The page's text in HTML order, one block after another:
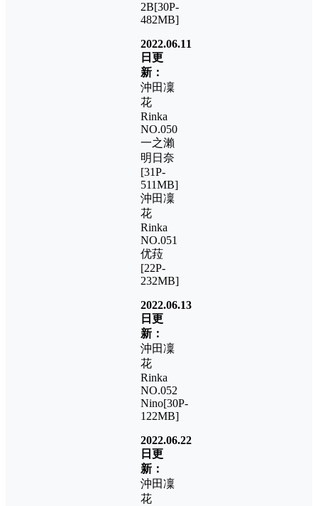
2B[30P-
482MB]
2022.06.11
日更
新：
沖田凜
花
Rinka
NO.050
一之瀨
明日奈
[31P-
511MB]
沖田凜
花
Rinka
NO.051
优菈
[22P-
232MB]
2022.06.13
日更
新：
沖田凜
花
Rinka
NO.052
Nino[30P-
122MB]
2022.06.22
日更
新：
沖田凜
花